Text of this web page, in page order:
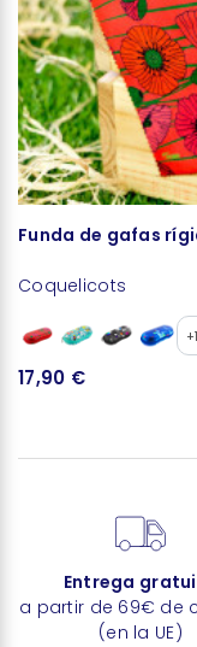
Funda de gafas
Coquelicots
17,90 €
Entrega
a partir de 69€ de
(en la UE)